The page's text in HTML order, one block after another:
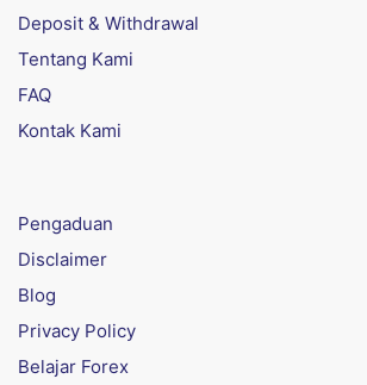
Deposit & Withdrawal
Tentang Kami
FAQ
Kontak Kami
Pengaduan
Disclaimer
Blog
Privacy Policy
Belajar Forex